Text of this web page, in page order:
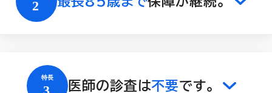
医師の診査は不要です。